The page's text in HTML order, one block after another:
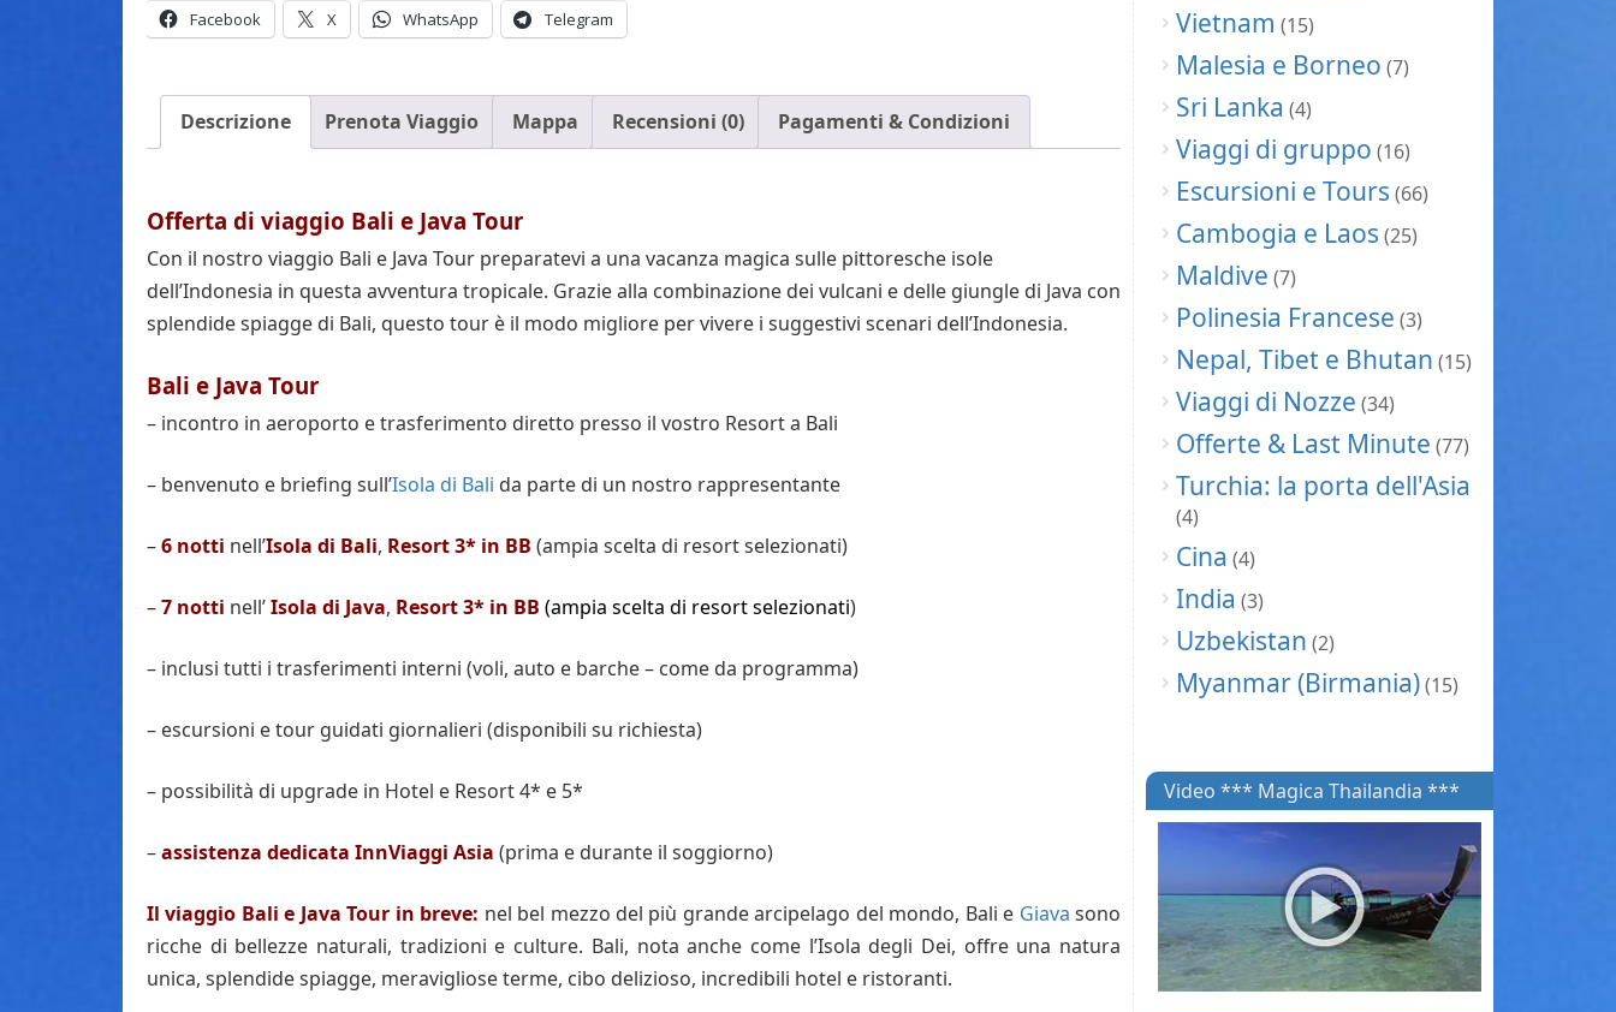
Facebook X WhatsApp Telegram
Descrizione Prenota Viaggio Mappa Recensioni (0) Pagamenti & Condizioni
Offerta di viaggio Bali e Java Tour
Con il nostro viaggio Bali e Java Tour preparatevi a una vacanza magica sulle pittoresche isole
dell’Indonesia in questa avventura tropicale. Grazie alla combinazione dei vulcani e delle giungle di Java con
splendide spiagge di Bali, questo tour è il modo migliore per vivere i suggestivi scenari dell’Indonesia.
Bali e Java Tour
– incontro in aeroporto etrasferimento diretto presso il vostro Resorta Bali
– benvenuto e briefing sull’Isola di Bali da parte di un nostro rappresentante
–6 notti nell’Isola di Bali, Resort3* in BB (ampia scelta di resort selezionati)
–7 notti nell’Isola di Java, Resort3* in BB (ampia scelta di resort selezionati)
– inclusi tutti i trasferimenti interni (voli, auto e barche – come da programma)
– escursioni e tour guidati giornalieri (disponibili su richiesta)
– possibilità di upgrade in Hotel e Resort4* e 5*
–assistenza dedicata InnViaggi Asia (prima e durante il soggiorno)
Il viaggio Bali e Java Tour in breve: nel bel mezzo del più grande arcipelago del mondo, Bali e Giava sono
ricche di bellezze naturali, tradizioni e culture. Bali, nota anche come l’Isola degli Dei, offre una natura
unica, splendide spiagge, meravigliose terme, cibo delizioso, incredibili hotel e ristoranti.
Vietnam (15)
Malesia e Borneo (7)
Sri Lanka (4)
Viaggi di gruppo (16)
Escursioni e Tours (66)
Cambogia e Laos (25)
Maldive (7)
Polinesia Francese (3)
Nepal, Tibet e Bhutan (15)
Viaggi di Nozze (34)
Offerte & Last Minute (77)
Turchia: la porta dell'Asia
(4)
Cina (4)
India (3)
Uzbekistan (2)
Myanmar (Birmania)(15)
Video *** Magica Thailandia ***